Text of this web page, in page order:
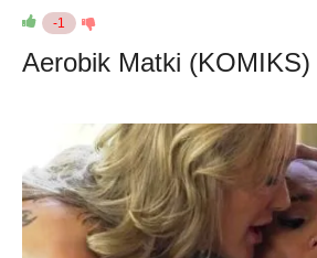
-1
Aerobik Matki (KOMIKS)